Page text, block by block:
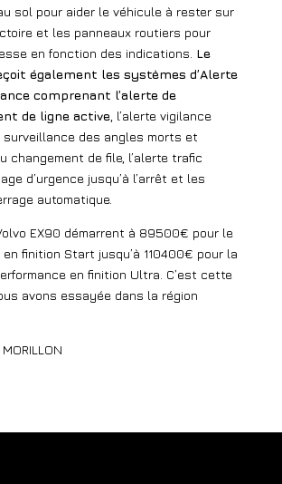
sol pour aider le véhicule à rester sur
et les panneaux routiers pour
en fonction des indications. Le
également les systèmes d’Alerte
comprenant l’alerte de
de ligne active, l’alerte vigilance
surveillance des angles morts et
changement de file, l’alerte trafic
d’urgence jusqu’à l’arrêt et les
automatique.
EX90 démarrent à 89500€ pour le
finition Start jusqu’à 110400€ pour la
en finition Ultra. C’est cette
avons essayée dans la région